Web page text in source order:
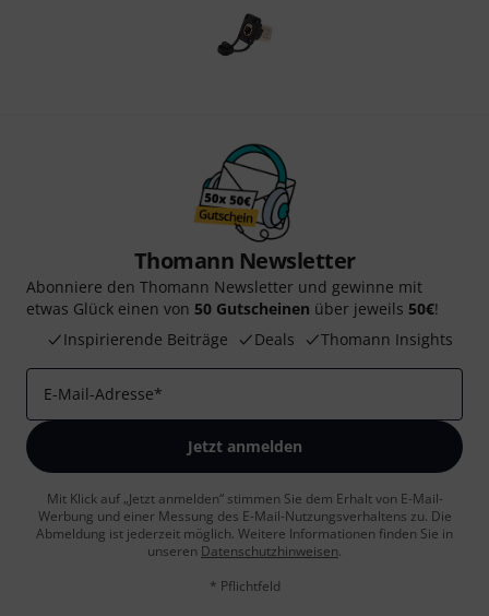
Thomann Newsletter
Abonniere den Thomann Newsletter und gewinne mit
etwas Glück einen von 50 Gutscheinen über jeweils 50€!
Inspirierende Beiträge
Deals Thomann Insights
E-Mail-Adresse*
Jetzt anmelden
Mit Klick auf „Jetzt anmelden“ stimmen Sie dem Erhalt von E-Mail-
Werbung und einer Messung des E-Mail-Nutzungsverhaltens zu. Die
Abmeldung ist jederzeit möglich. Weitere Informationen finden Sie in
unseren Datenschutzhinweisen.
* Pflichtfeld